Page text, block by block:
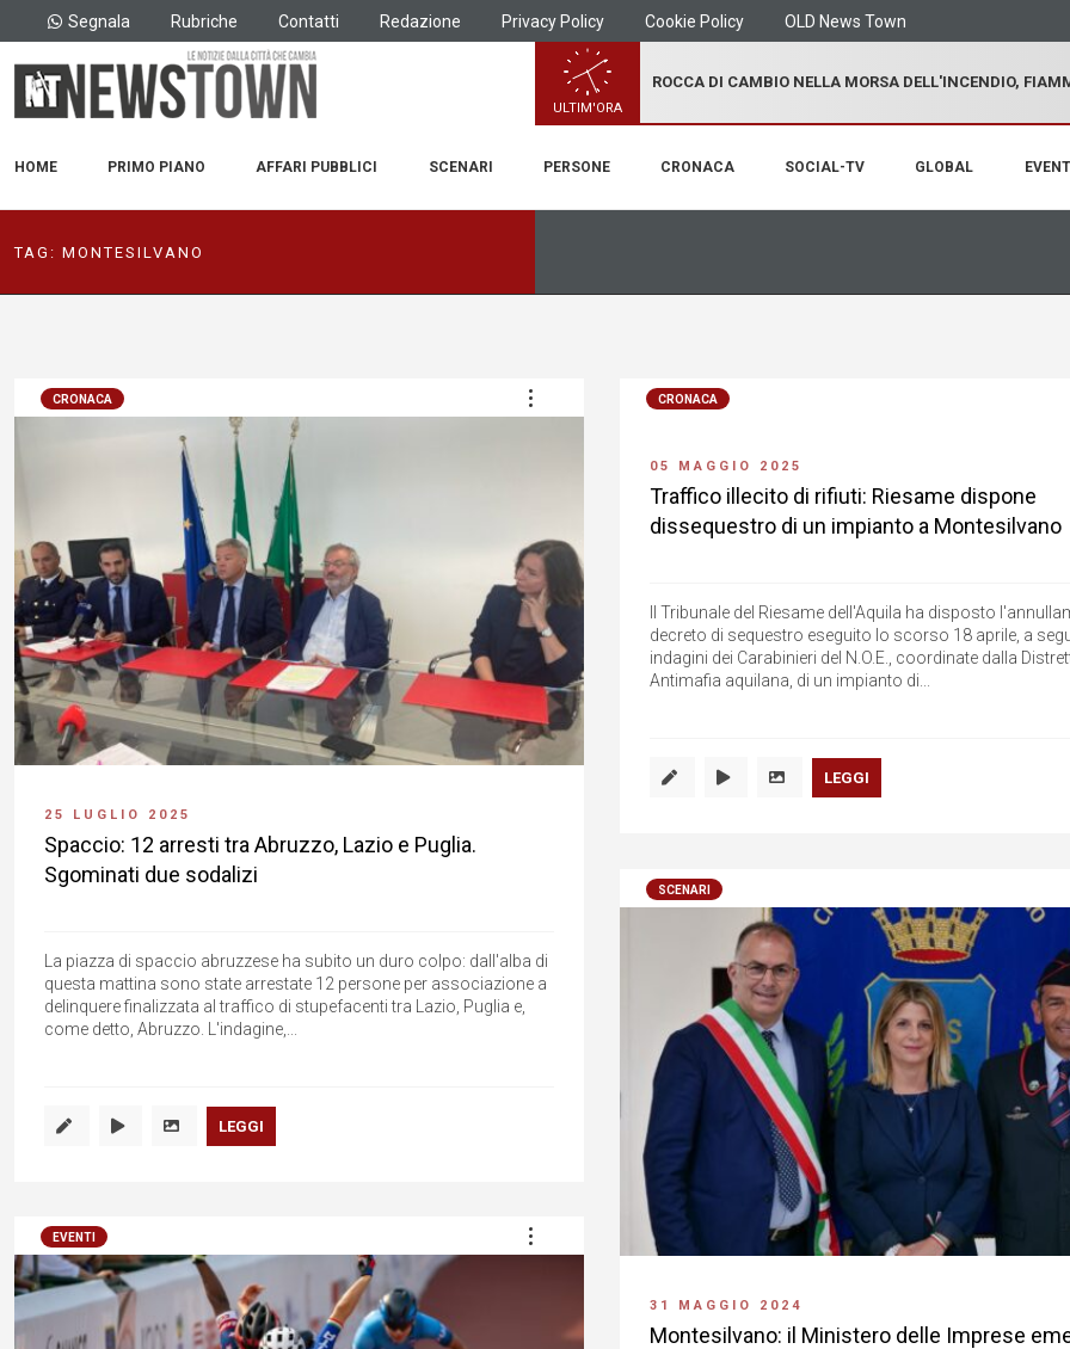
Segnala Rubriche Contatti Redazione Privacy Policy Cookie Policy OLD News Town
ULTIM'ORA
ROCCA DI CAMBIO NELLA MORSA DELL'INCENDIO,
HOME PRIMO PIANO AFFARI PUBBLICI SCENARI PERSONE CRONACA SOCIAL-TV GLOBAL EVENTI
TAG: MONTESILVANO
CRONACA
25 LUGLIO 2025
Spaccio: 12 arresti tra Abruzzo, Lazio e Puglia.
Sgominati due sodalizi
La piazza di spaccio abruzzese ha subito un duro colpo: dall'alba di
questa mattina sono state arrestate 12 persone per associazione a
delinquere finalizzata al traffico di stupefacenti tra Lazio, Puglia e,
come detto, Abruzzo. L'indagine,...
LEGGI
CRONACA
05 MAGGIO 2025
Traffico illecito di rifiuti: Riesame dispone
dissequestro di un impianto a Montesilvano
Il Tribunale del Riesame dell'Aquila ha disposto
decreto di sequestro eseguito lo scorso 18 aprile, a
indagini dei Carabinieri del N.O.E., coordinate dalla
Antimafia aquilana, di un impianto di...
LEGGI
SCENARI
31 MAGGIO 2024
Montesilvano: il Ministero delle Imprese
EVENTI